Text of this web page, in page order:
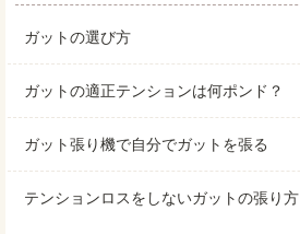
ガットの選び方
ガットの適正テンションは何ポンド？
ガット張り機で自分でガットを張る
テンションロスをしないガットの張り方